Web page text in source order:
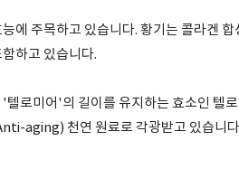
에 주목하고 있습니다. 황기는 콜라겐
하고 있습니다.
텔로미어'의 길이를 유지하는 효소인 텔
aging) 천연 원료로 각광받고 있습니